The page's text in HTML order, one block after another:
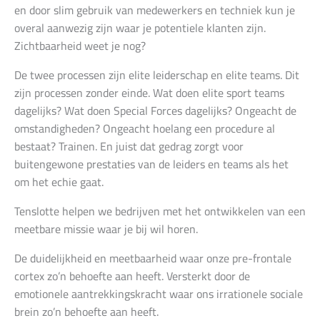
en door slim gebruik van medewerkers en techniek kun je
overal aanwezig zijn waar je potentiele klanten zijn.
Zichtbaarheid weet je nog?
De twee processen zijn elite leiderschap en elite teams. Dit
zijn processen zonder einde. Wat doen elite sport teams
dagelijks? Wat doen Special Forces dagelijks? Ongeacht de
omstandigheden? Ongeacht hoelang een procedure al
bestaat? Trainen. En juist dat gedrag zorgt voor
buitengewone prestaties van de leiders en teams als het
om het echie gaat.
Tenslotte helpen we bedrijven met het ontwikkelen van een
meetbare missie waar je bij wil horen.
De duidelijkheid en meetbaarheid waar onze pre-frontale
cortex zo’n behoefte aan heeft. Versterkt door de
emotionele aantrekkingskracht waar ons irrationele sociale
brein zo’n behoefte aan heeft.